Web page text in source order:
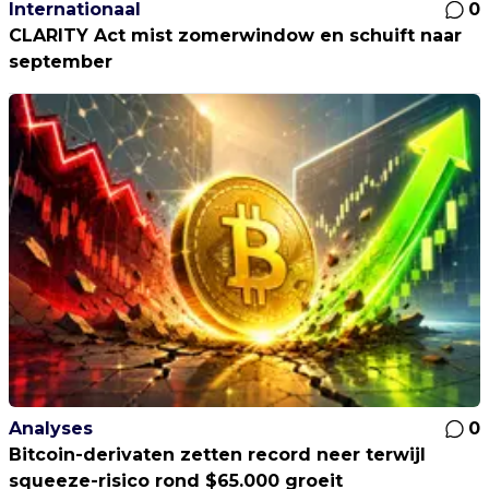
Internationaal
0
CLARITY Act mist zomerwindow en schuift naar
september
Analyses
0
Bitcoin-derivaten zetten record neer terwijl
squeeze-risico rond $65.000 groeit